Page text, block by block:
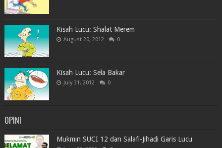
Kisah Lucu: Shalat Merem
August 20, 2012 0
Kisah Lucu: Sela Bakar
July 31, 2012 0
OPINI
Mukmin SUCI 12 dan Salafi-Jihadi Garis Lucu